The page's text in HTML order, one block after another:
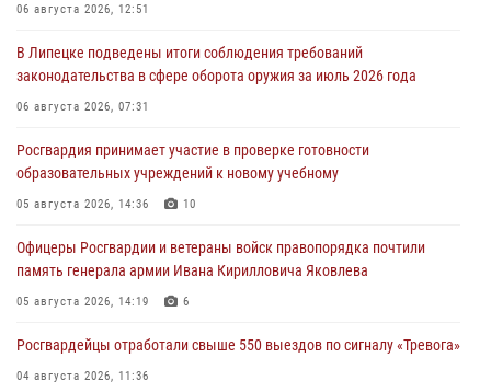
06 августа 2026, 12:51
В Липецке подведены итоги соблюдения требований
законодательства в сфере оборота оружия за июль 2026 года
06 августа 2026, 07:31
Росгвардия принимает участие в проверке готовности
образовательных учреждений к новому учебному
05 августа 2026, 14:36 10
Офицеры Росгвардии и ветераны войск правопорядка почтили
память генерала армии Ивана Кирилловича Яковлева
05 августа 2026, 14:19 6
Росгвардейцы отработали свыше 550 выездов по сигналу «Тревога»
04 августа 2026, 11:36